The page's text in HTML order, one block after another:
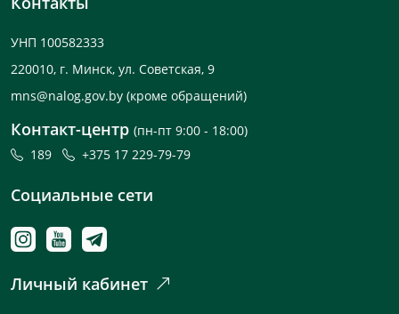
УНП 100582333
220010, г. Минск, ул. Советская, 9
mns@nalog.gov.by (кроме обращений)
Контакт-центр (пн-пт 9:00 - 18:00)
189
+375 17 229-79-79
Социальные сети
Личный кабинет